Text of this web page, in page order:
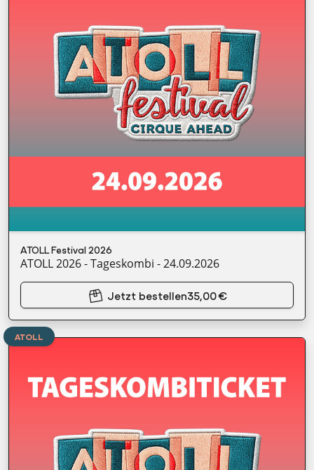
ATOLL Festival 2026
ATOLL 2026 - Tageskombi - 24.09.2026
Jetzt bestellen35,00 €
ATOLL